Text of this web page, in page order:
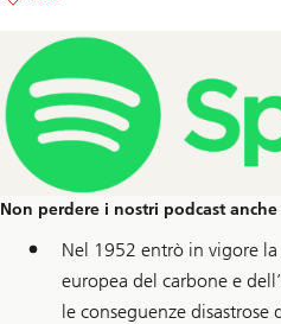
Non perdere i nostri podcast
Nel 1952 entrò in vigore
europea del carbone e
le conseguenze